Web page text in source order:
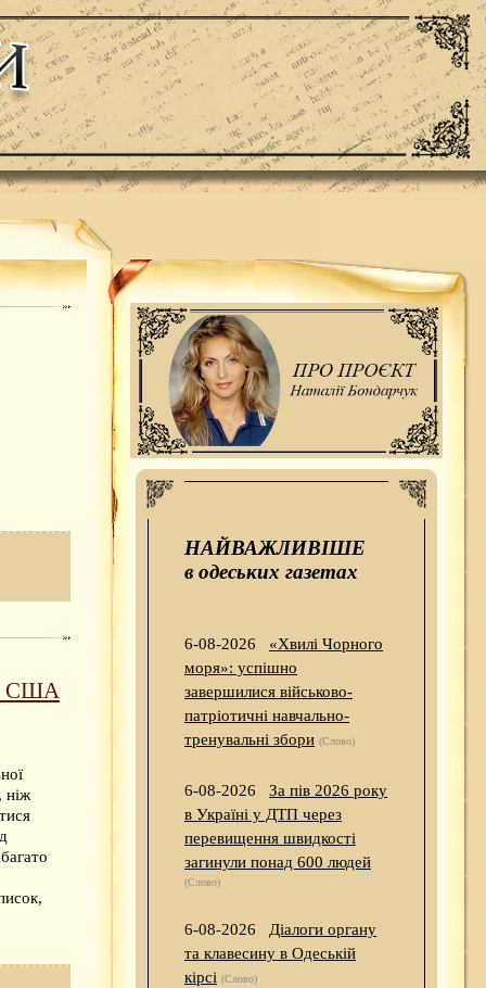
США
ніж
НАЙВАЖЛИВІШЕ
в одеських газетах
6-08-2026
«Хвилі Чорного
моря»: успішно
завершилися військово-
патріотичні навчально-
тренувальні збори (Слово)
6-08-2026
За пів 2026 року
в Україні у ДТП через
перевищення швидкості
загинули понад 600 людей
(Слово)
6-08-2026
Діалоги органу
та клавесину в Одеській
кірсі (Слово)